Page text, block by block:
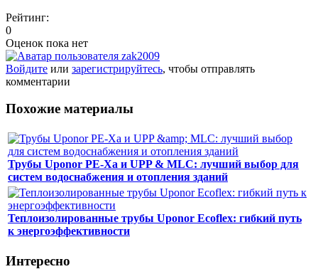
Рейтинг:
0
Оценок пока нет
Войдите или зарегистрируйтесь, чтобы отправлять
комментарии
Похожие материалы
Трубы Uponor PE-Xa и UPP & MLC: лучший выбор для
систем водоснабжения и отопления зданий
Теплоизолированные трубы Uponor Ecoflex: гибкий путь
к энергоэффективности
Интересно